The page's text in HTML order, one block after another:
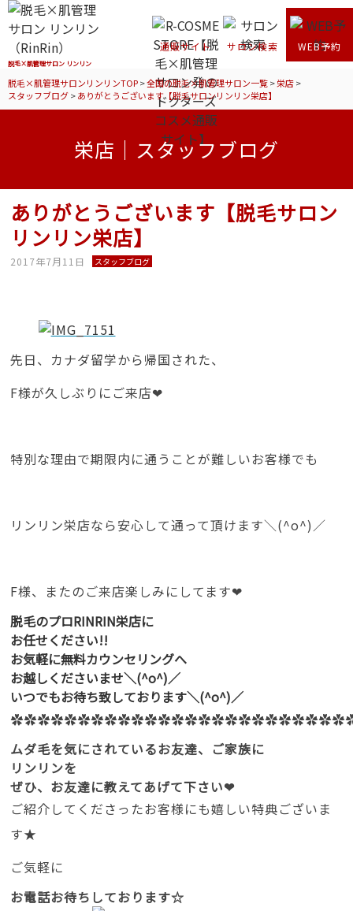
脱毛×肌管理サロン リンリン
通販サイト サロン検索 WEB予約
脱毛×肌管理サロンリンリンTOP>全国の脱毛×肌管理サロン一覧>栄店>
スタッフブログ>ありがとうございます【脱毛サロンリンリン栄店】
栄店｜スタッフブログ
ありがとうございます【脱毛サロン
リンリン栄店】
2017年7月11日 スタッフブログ
先日、カナダ留学から帰国された、
F様が久しぶりにご来店❤
特別な理由で期限内に通うことが難しいお客様でも
リンリン栄店なら安心して通って頂けます＼(^o^)／
F様、またのご来店楽しみにしてます❤
脱毛のプロRINRIN栄店に
お任せください!!
お気軽に無料カウンセリングへ
お越しくださいませ＼(^o^)／
いつでもお待ち致しております＼(^o^)／
ムダ毛を気にされているお友達、ご家族に
リンリンを
ぜひ、お友達に教えてあげて下さい❤
ご紹介してくださったお客様にも嬉しい特典ございま
す★
ご気軽に
お電話お待ちしております☆